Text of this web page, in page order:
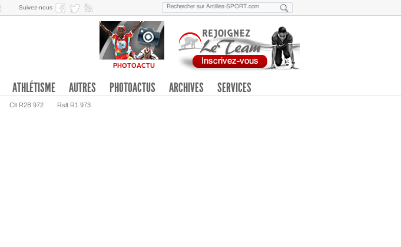
Suivez-nous
PHOTOACTU
Clt R2B 972 Rslt R1 973
ATHLÉTISME AUTRES PHOTOACTUS ARCHIVES SERVICES